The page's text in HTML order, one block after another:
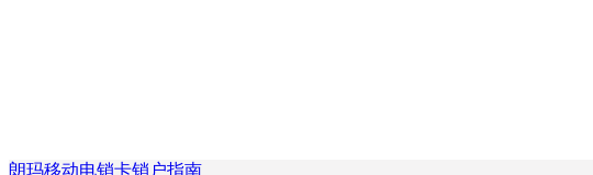
朗玛移动电销卡销户指南